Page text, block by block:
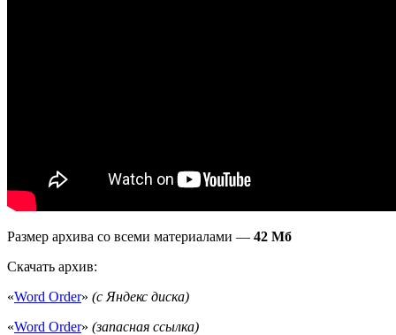
Размер архива со всеми материалами — 42 Мб
Скачать архив:
«Word Order» (с Яндекс диска)
«Word Order» (запасная ссылка)